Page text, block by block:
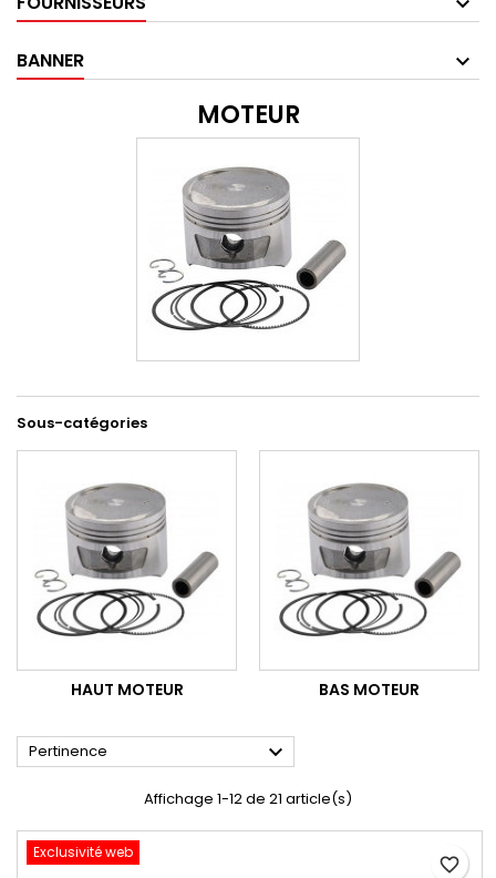
BANNER
MOTEUR
Sous-catégories
HAUT MOTEUR BAS MOTEUR
Pertinence 
Affichage 1-12 de 21 article(s)
Exclusivité web
favorite_border